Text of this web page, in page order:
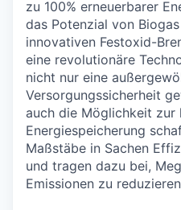
zu 100% erneuerbarer
das Potenzial von
innovativen Festoxid-
eine revolutionäre
nicht nur eine
Versorgungssicherheit
auch die Möglichkeit zur
Energiespeicherung
Maßstäbe in Sachen
und tragen dazu bei,
Emissionen zu